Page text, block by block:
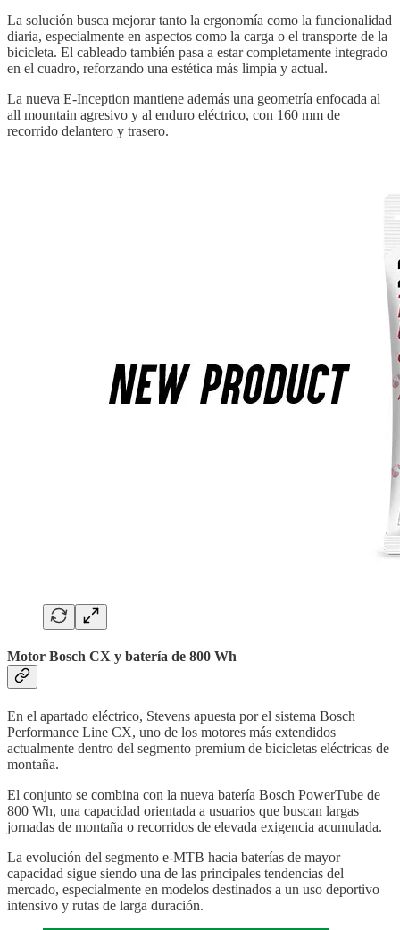
La solución busca mejorar tanto la ergonomía como la funcionalidad
diaria, especialmente en aspectos como la carga o el transporte de la
bicicleta. El cableado también pasa a estar completamente integrado
en el cuadro, reforzando una estética más limpia y actual.
La nueva E-Inception mantiene además una geometría enfocada al
all mountain agresivo y al enduro eléctrico, con 160 mm de
recorrido delantero y trasero.
Motor Bosch CX y batería de 800 Wh
En el apartado eléctrico, Stevens apuesta por el sistema Bosch
Performance Line CX, uno de los motores más extendidos
actualmente dentro del segmento premium de bicicletas eléctricas de
montaña.
El conjunto se combina con la nueva batería Bosch PowerTube de
800 Wh, una capacidad orientada a usuarios que buscan largas
jornadas de montaña o recorridos de elevada exigencia acumulada.
La evolución del segmento e-MTB hacia baterías de mayor
capacidad sigue siendo una de las principales tendencias del
mercado, especialmente en modelos destinados a un uso deportivo
intensivo y rutas de larga duración.